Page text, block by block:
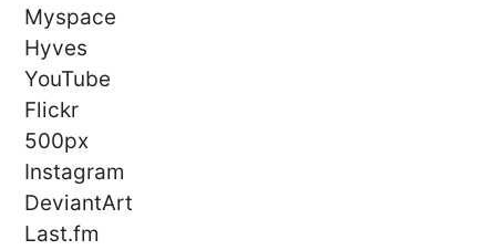
Myspace
Hyves
YouTube
Flickr
500px
Instagram
DeviantArt
Last.fm